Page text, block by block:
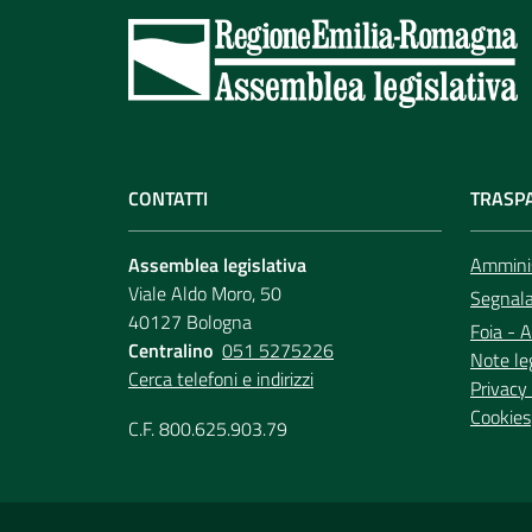
CONTATTI
Assemblea legislativa
Viale Aldo Moro, 50
40127 Bologna
Centralino 051 5275226
Cerca telefoni e indirizzi
C.F. 800.625.903.79
Foia -
Note
Cookies